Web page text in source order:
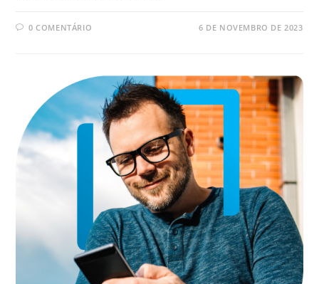
0 COMENTÁRIO 6 DE NOVEMBRO DE 2023